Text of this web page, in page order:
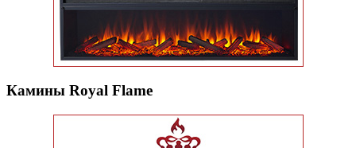
Камины Royal Flame